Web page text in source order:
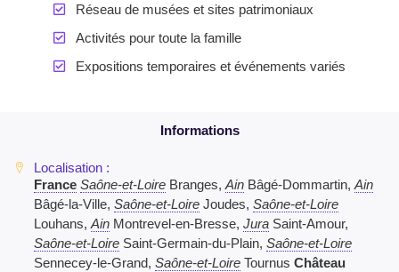
Réseau de musées et sites patrimoniaux
Activités pour toute la famille
Expositions temporaires et événements variés
France Saône-et-Loire Branges, Ain Bâgé-Dommartin, Ain
Bâgé-la-Ville, Saône-et-Loire Joudes, Saône-et-Loire
Louhans, Ain Montrevel-en-Bresse, Jura Saint-Amour,
Saône-et-Loire Saint-Germain-du-Plain, Saône-et-Loire
Sennecey-le-Grand, Saône-et-Loire Tournus Château